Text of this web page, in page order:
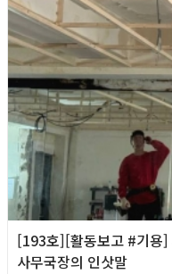
[193호][활동보고 #기용]
사무국장의 인삿말